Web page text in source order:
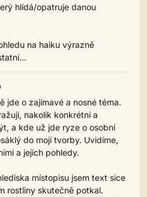
hlídá/opatruje danou
na haiku výrazně
jde o zajímavé a nosné téma.
nakolik konkrétní a
a kde už jde ryze o osobní
do mojí tvorby. Uvidíme,
a jejich pohledy.
místopisu jsem text sice
rostliny skutečně potkal.